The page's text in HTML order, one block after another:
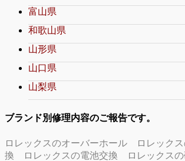
富山県
和歌山県
山形県
山口県
山梨県
ブランド別修理内容のご報告です。
ロレックスのオーバーホール
ロレック
換
ロレックスの電池交換 ロレックス